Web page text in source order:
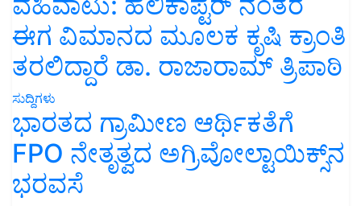
ಈಗ ವಿಮಾನದ ಮೂಲಕ ಕೃಷಿ ಕ್ರಾಂತಿ
ತರಲಿದ್ದಾರೆ ಡಾ. ರಾಜಾರಾಮ್ ತ್ರಿಪಾಠಿ
ಸುದ್ದಿಗಳು
ಭಾರತದ ಗ್ರಾಮೀಣ ಆರ್ಥಿಕತೆಗೆ
FPO ನೇತೃತ್ವದ ಅಗ್ರಿವೋಲ್ಟಾಯಿಕ್ಸ್‌ನ
ಭರವಸೆ